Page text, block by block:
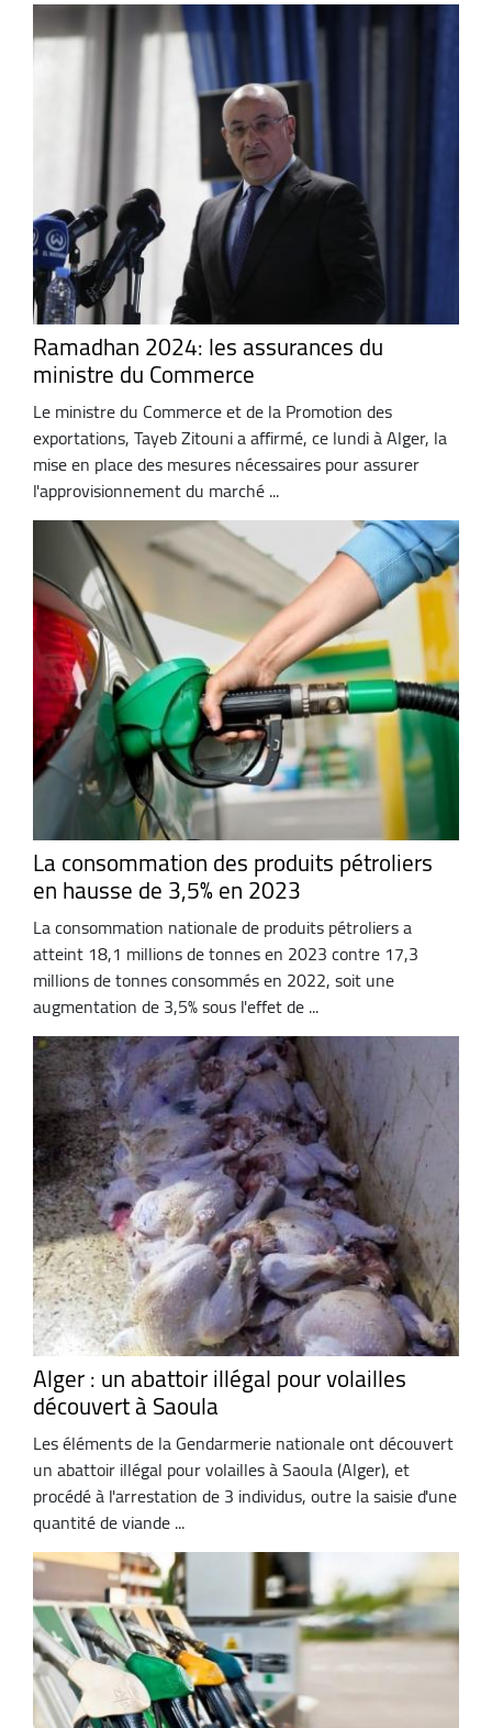
Ramadhan 2024: les assurances du
ministre du Commerce
Le ministre du Commerce et de la Promotion des
exportations, Tayeb Zitouni a affirmé, ce lundi à Alger, la
mise en place des mesures nécessaires pour assurer
l'approvisionnement du marché ...
La consommation des produits pétroliers
en hausse de 3,5% en 2023
La consommation nationale de produits pétroliers a
atteint 18,1 millions de tonnes en 2023 contre 17,3
millions de tonnes consommés en 2022, soit une
augmentation de 3,5% sous l'effet de ...
Alger : un abattoir illégal pour volailles
découvert à Saoula
Les éléments de la Gendarmerie nationale ont découvert
un abattoir illégal pour volailles à Saoula (Alger), et
procédé à l'arrestation de 3 individus, outre la saisie d'une
quantité de viande ...